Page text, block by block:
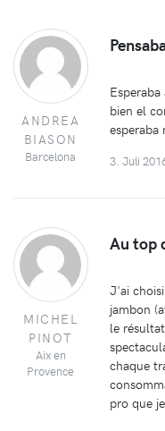
ANDREA
BIASON
Barcelona
bien el
esperaba
3. Juli
MICHEL
PINOT
Aix en
Provence
Au top
J'ai
jambon
le
chaque
pro que